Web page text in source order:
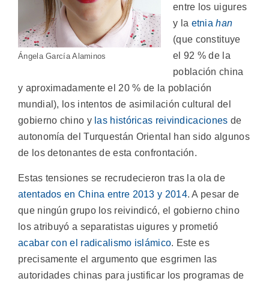
Ángela García Alaminos
entre los uigures
y la etniahan
(que constituye
el 92 % de la
población china
y aproximadamente el 20 % de la población
mundial), los intentos de asimilación cultural del
gobierno chino y las históricas reivindicaciones de
autonomía del Turquestán Oriental han sido algunos
de los detonantes de esta confrontación.
Estas tensiones se recrudecieron tras la ola de
atentados en China entre 2013 y 2014. A pesar de
que ningún grupo los reivindicó, el gobierno chino
los atribuyó a separatistas uigures y prometió
acabar con el radicalismo islámico. Este es
precisamente el argumento que esgrimen las
autoridades chinas para justificar los programas de